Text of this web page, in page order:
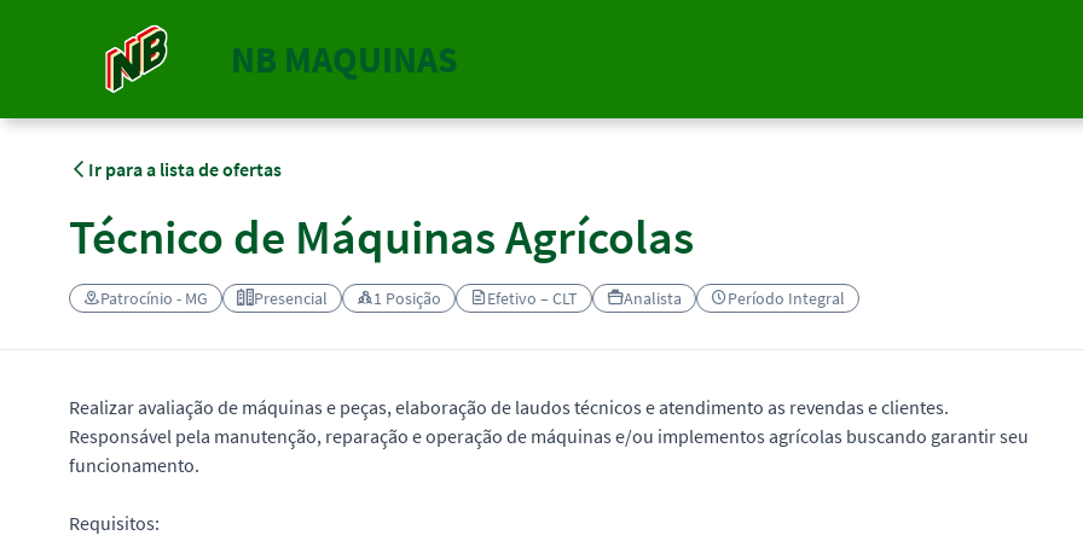
NB MAQUINAS
Ir para a lista de ofertas
Técnico de Máquinas Agrícolas
Patrocínio - MG Presencial 1 Posição Efetivo – CLT Analista Período Integral
Realizar avaliação de máquinas e peças, elaboração de laudos técnicos e atendimento as revendas e clientes.
Responsável pela manutenção, reparação e operação de máquinas e/ou implementos agrícolas buscando garantir seu
funcionamento.
Requisitos: